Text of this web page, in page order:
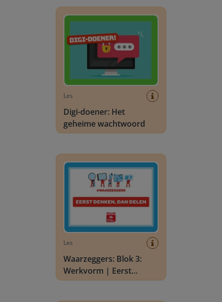
Les
Digi-doener: Het
geheime wachtwoord
Les
Waarzeggers: Blok 3:
Werkvorm | Eerst
denken, dan delen